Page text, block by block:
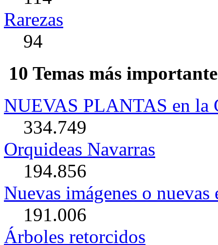
Rarezas
94
10 Temas más
NUEVAS PLANTAS en la
334.749
Orquideas Navarras
194.856
Nuevas imágenes o
191.006
Árboles retorcidos